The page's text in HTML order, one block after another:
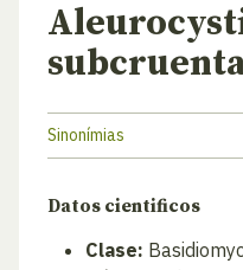
Sinonímias
Datos cientificos
Clase: